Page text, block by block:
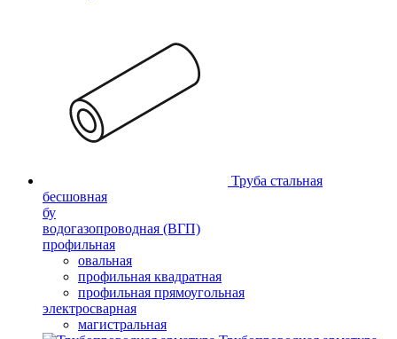
Труба стальная
бесшовная
бу
водогазопроводная (ВГП)
профильная
овальная
профильная квадратная
профильная прямоугольная
электросварная
магистральная